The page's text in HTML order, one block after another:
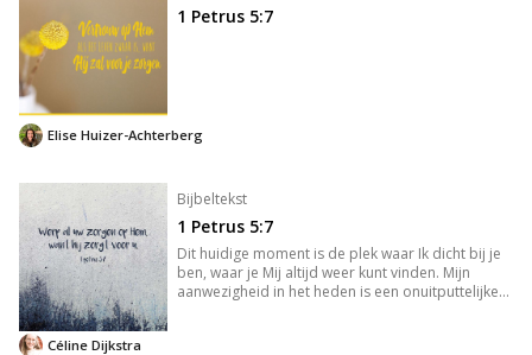
1 Petrus 5:7
Elise Huizer-Achterberg
Bijbeltekst
1 Petrus 5:7
Dit huidige moment is de plek waar Ik dicht bij je
ben, waar je Mij altijd weer kunt vinden. Mijn
aanwezigheid in het heden is een onuitputtelijke
Céline Dijkstra